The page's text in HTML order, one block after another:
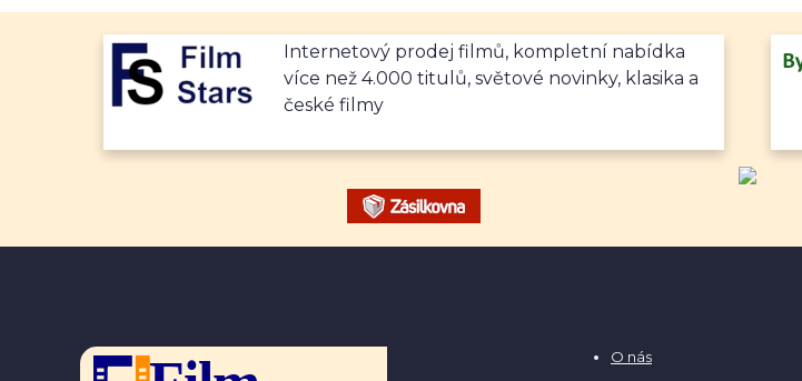
Internetový prodej filmů, kompletní nabídka
více než 4.000 titulů, světové novinky, klasika a
české filmy
O nás